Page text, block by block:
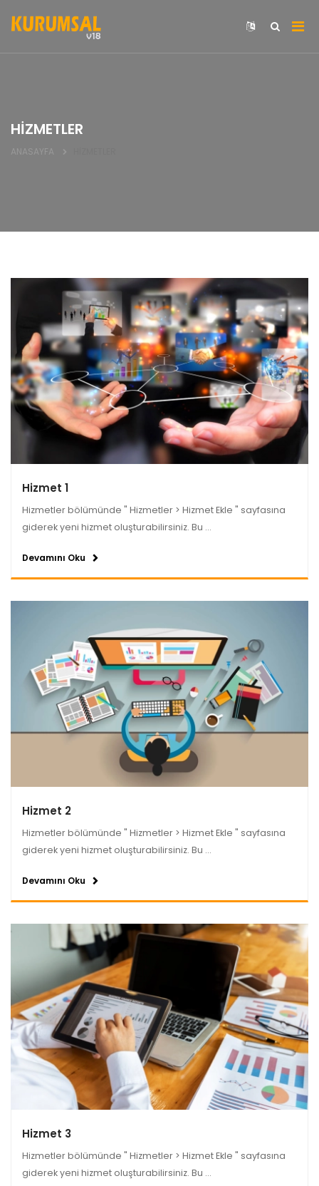
HİZMETLER
ANASAYFA
Hizmet 1
Hizmetler bölümünde " Hizmetler > Hizmet Ekle " sayfasına
giderek yeni hizmet oluşturabilirsiniz. Bu ...
Devamını Oku
Hizmet 2
Hizmetler bölümünde " Hizmetler > Hizmet Ekle " sayfasına
giderek yeni hizmet oluşturabilirsiniz. Bu ...
Devamını Oku
Hizmet 3
Hizmetler bölümünde " Hizmetler > Hizmet Ekle " sayfasına
giderek yeni hizmet oluşturabilirsiniz. Bu ...